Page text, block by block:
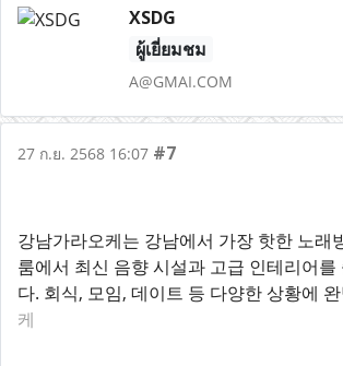
XSDG
ผู้เยี่ยมชม
A@GMAI.COM
27 ก.ย. 2568 16:07 #7
강남가라오케는 강남에서 가장 핫한 노래
룸에서 최신 음향 시설과 고급 인테리어를
다. 회식, 모임, 데이트 등 다양한 상황에
케